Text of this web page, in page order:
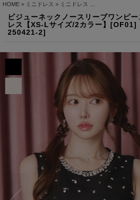
HOME > ミニドレス > ミニドレス
ビジューネックノースリーブワンピ
レス【XS-Lサイズ/2カラー】[OF01]
250421-2]